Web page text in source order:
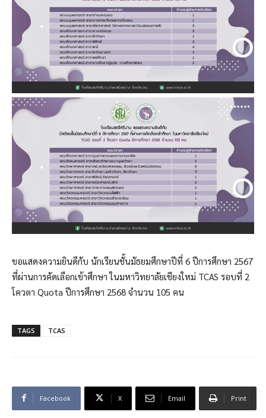
ขอแสดงความยินดีกับ นักเรียนชั้นมัธยมศึกษาปีที่ 6 ปีการศึกษา 2567
ที่ผ่านการคัดเลือกเข้าศึกษา ในมหาวิทยาลัยเชียงใหม่ TCAS รอบที่ 2
โควตา Quota ปีการศึกษา 2568 จำนวน 105 คน
TAGS TCAS
Facebook X Email Print